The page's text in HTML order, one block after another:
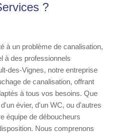
?
à un problème de canalisation,
à des professionnels
des-Vignes, notre entreprise
de canalisation, offrant
à tous vos besoins. Que
évier, d'un WC, ou d'autres
équipe de déboucheurs
Nous comprenons